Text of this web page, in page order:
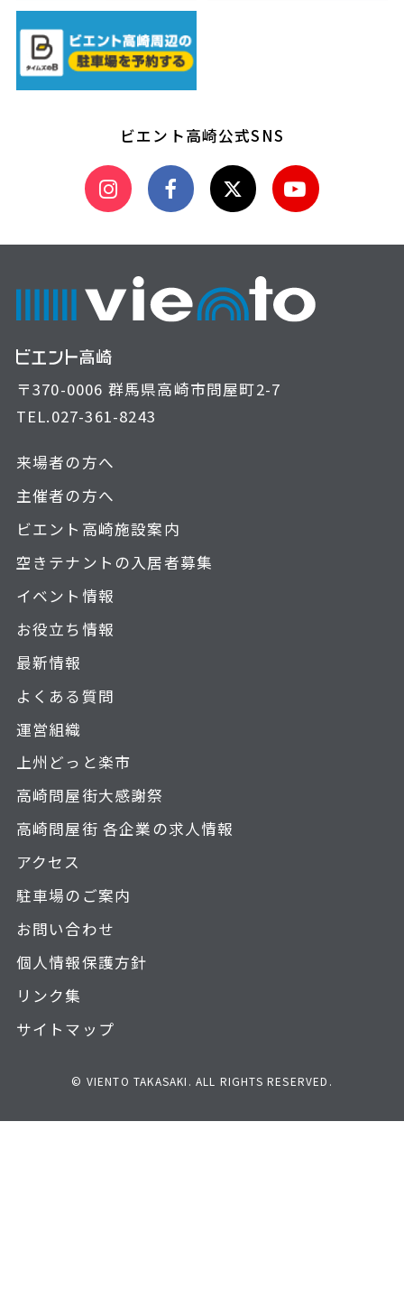
ビエント高崎公式SNS
〒370-0006 群馬県高崎市問屋町2-7
TEL.027-361-8243
来場者の方へ
主催者の方へ
ビエント高崎施設案内
空きテナントの入居者募集
イベント情報
お役立ち情報
最新情報
よくある質問
運営組織
上州どっと楽市
高崎問屋街大感謝祭
高崎問屋街 各企業の求人情報
アクセス
駐車場のご案内
お問い合わせ
個人情報保護方針
リンク集
サイトマップ
© VIENTO TAKASAKI. ALL RIGHTS RESERVED.